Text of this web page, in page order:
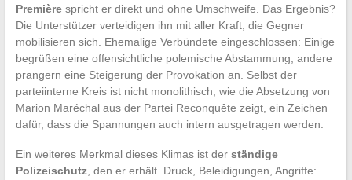
Premièrespricht er direkt und ohne Umschweife. Das Ergebnis?
Die Unterstützer verteidigen ihn mit aller Kraft, die Gegner
mobilisieren sich. Ehemalige Verbündete eingeschlossen: Einige
begrüßen eine offensichtliche polemische Abstammung, andere
prangern eine Steigerung der Provokation an. Selbst der
parteiinterne Kreis ist nicht monolithisch, wie die Absetzung von
Marion Maréchal aus der Partei Reconquête zeigt, ein Zeichen
dafür, dass die Spannungen auch intern ausgetragen werden.
Ein weiteres Merkmal dieses Klimas ist der ständige
Polizeischutz, den er erhält. Druck, Beleidigungen, Angriffe: